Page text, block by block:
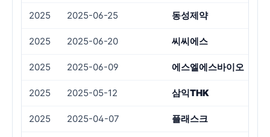
2025 2025-06-25 동성제약
2025 2025-06-20 씨씨에스
2025 2025-06-09 에스엘에스바이오
2025 2025-05-12 삼익THK
2025 2025-04-07 플래스크